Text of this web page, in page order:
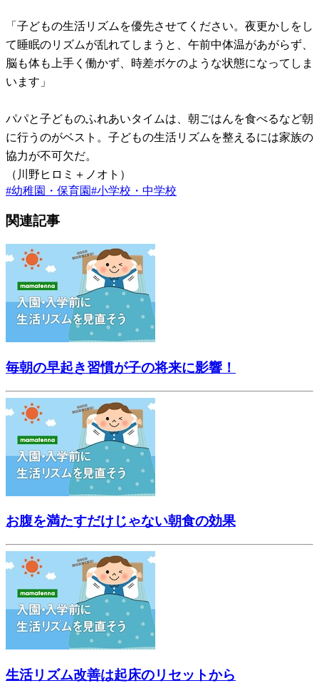
「子どもの生活リズムを優先させてください。夜更かしをし
て睡眠のリズムが乱れてしまうと、午前中体温があがらず、
脳も体も上手く働かず、時差ボケのような状態になってしま
います」
パパと子どものふれあいタイムは、朝ごはんを食べるなど朝
に行うのがベスト。子どもの生活リズムを整えるには家族の
協力が不可欠だ。
（川野ヒロミ＋ノオト）
#幼稚園・保育園#小学校・中学校
関連記事
毎朝の早起き習慣が子の将来に影響！
お腹を満たすだけじゃない朝食の効果
生活リズム改善は起床のリセットから